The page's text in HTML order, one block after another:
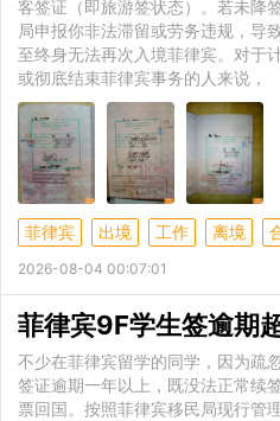
客签证（即旅游签状态）。若未降
局申报你非法滞留或劳务违规，导
至终身无法再次入境菲律宾。对于
或彻底结束菲律宾事务的人来说，
菲律宾 出境 工作 离境
2026-08-04 00:07:01
不少在菲律宾留学的同学，因为疏
签证逾期一年以上，既没法正常续
票回国。按照菲律宾移民局现行管